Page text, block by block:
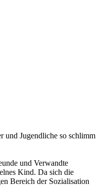
und Jugendliche so schlimm
und Verwandte
Kind. Da sich die
Bereich der Sozialisation